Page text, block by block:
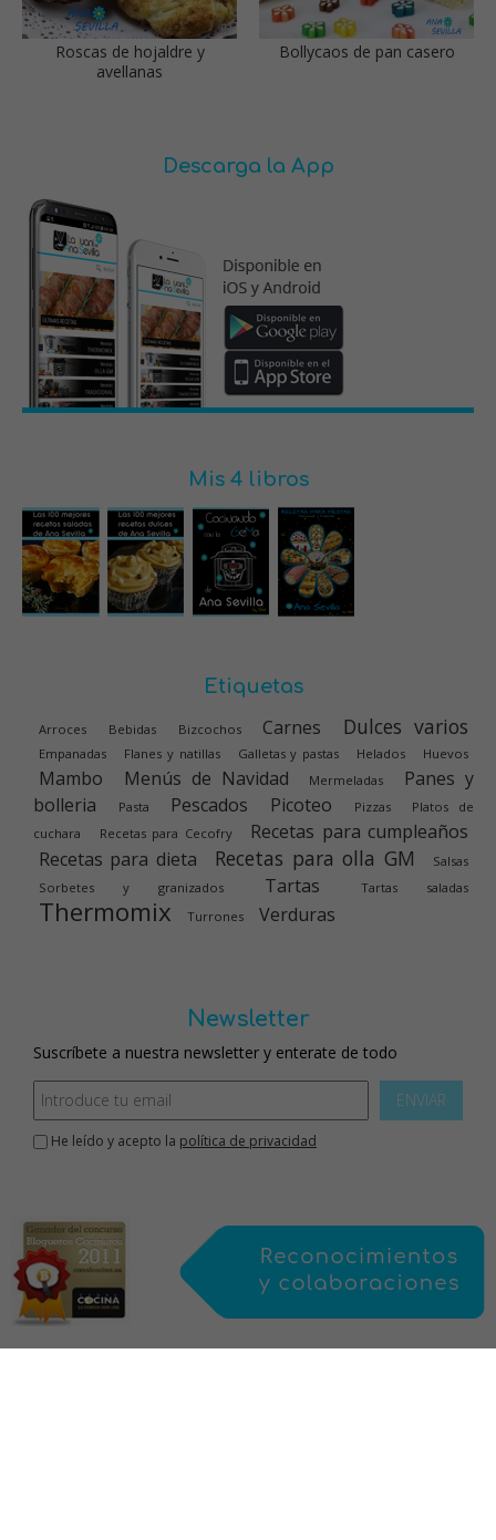
Roscas de hojaldre y
avellanas
Bollycaos de pan casero
Descarga la App
Mis 4 libros
Etiquetas
Arroces Bebidas Bizcochos Carnes Dulces varios
Empanadas Flanes y natillas Galletas y pastas Helados Huevos
Mambo Menús de Navidad Mermeladas
Panes y
bolleria
Pasta Pescados Picoteo Pizzas
Platos de
cuchara
Recetas para Cecofry
Recetas para cumpleaños
Recetas para dieta
Recetas para olla GM
Salsas
Sorbetes y granizados
Tartas Tartas saladas
Thermomix Turrones Verduras
Newsletter
Suscríbete a nuestra newsletter y enterate de todo
ENVIAR
He leído y acepto la política de privacidad